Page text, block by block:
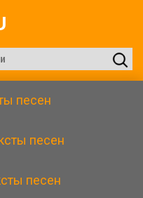
песен
песен
песен